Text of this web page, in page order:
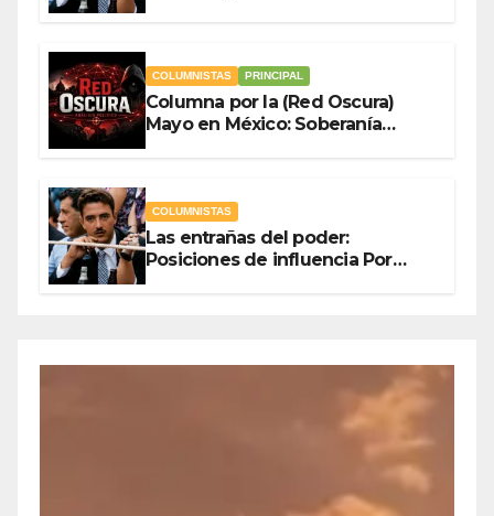
COLUMNISTAS PRINCIPAL
Columna por la (Red Oscura)
Mayo en México: Soberanía
COLUMNISTAS
Las entrañas del poder:
Posiciones de influencia Por